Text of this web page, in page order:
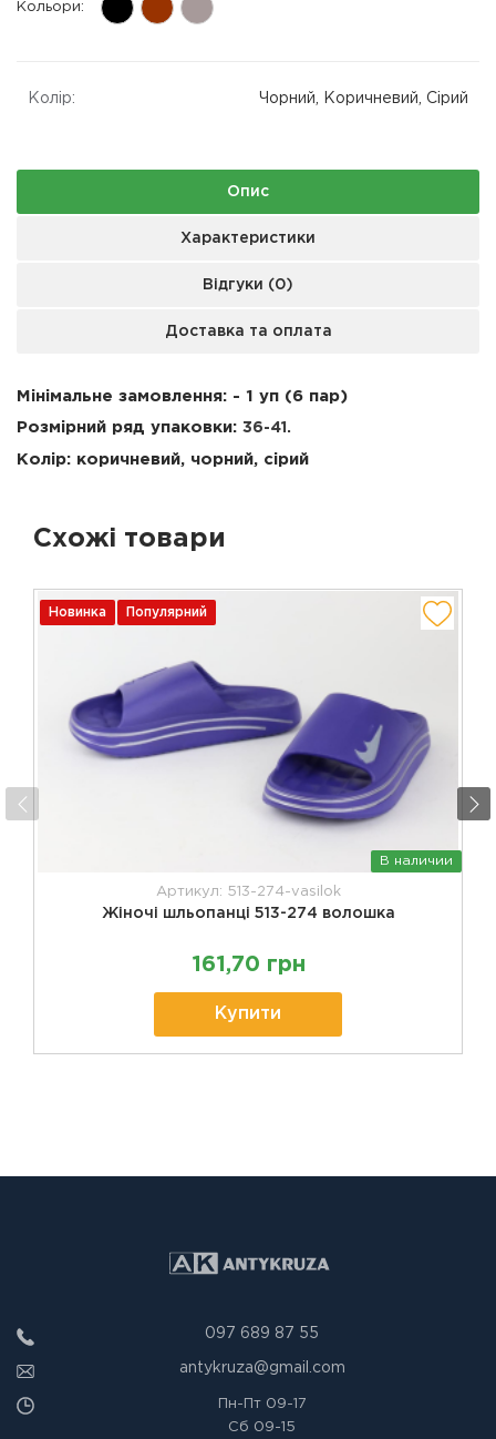
Кольори:
Колір: Чорний, Коричневий, Сірий
Опис
Характеристики
Відгуки (0)
Доставка та оплата
Мінімальне замовлення: - 1 уп (6 пар)
Розмірний ряд упаковки: 36-41.
Колір: коричневий, чорний, сірий
Схожі товари
Новинка Популярний
В наличии
Артикул: 513-274-vasilok
Жіночі шльопанці 513-274 волошка
161,70 грн
Купити
097 689 87 55
antykruza@gmail.com
Пн-Пт09-17
Сб 09-15